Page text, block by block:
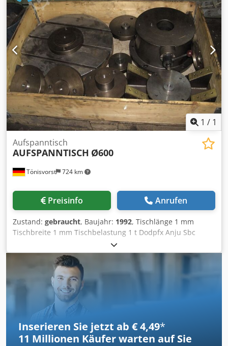
1 / 1
Tönisvorst 724 km
Aufspanntisch
AUFSPANNTISCH Ø600
Preisinfo Anrufen
Zustand: gebraucht, Baujahr: 1992, Tischlänge 1 mm
Tischbreite 1 mm Tischbelastung 1 t Dodpfx Anju Sbc
Nedock Rundtischplatte Ø600mm mit 3 Nuten (18/30),
Nutenabstand: 160 mm, mit div. Spannplatten und
Aufspanntopf!!
Inserieren Sie jetzt ab € 4,49*
11 Millionen Käufer warten auf Sie